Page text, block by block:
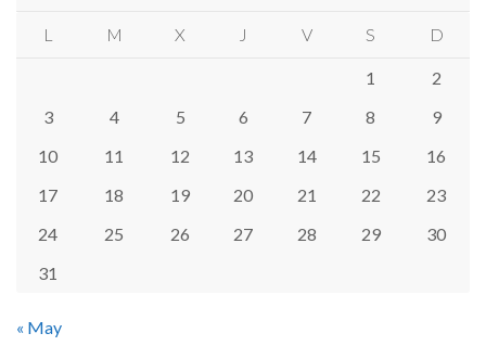
L M X J V S D
1
2
3
4 5 6 7 8
9
10
11 12 13 14 15
16
17
18 19 20 21 22
23
24
25 26 27 28 29
30
31
« May